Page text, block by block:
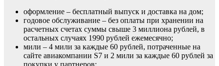
оформление – бесплатный выпуск и доставка на дом;
годовое обслуживание – без оплаты при хранении на
расчетных счетах суммы свыше 3 миллиона рублей, в
остальных случаях 1990 рублей ежемесячно;
мили – 4 мили за каждые 60 рублей, потраченные на
сайте авиакомпании S7 и 2 мили за каждые 60 рублей за